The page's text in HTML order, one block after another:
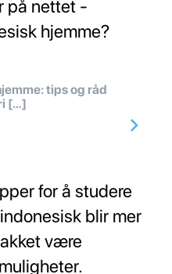
på nettet -
hjemme?
tips og råd
[…]
for å studere
blir mer
være